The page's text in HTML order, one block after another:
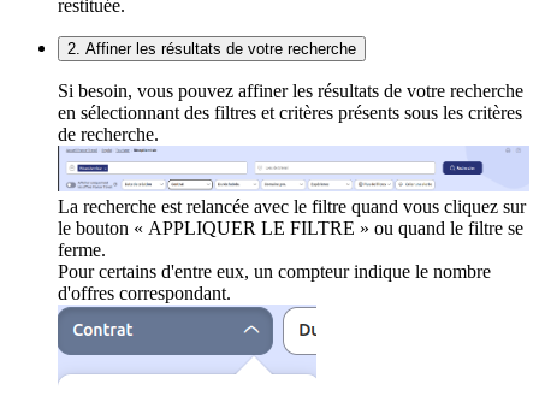
restituée.
2. Affiner les résultats de votre recherche
Si besoin, vous pouvez affiner les résultats de votre recherche
en sélectionnant des filtres et critères présents sous les critères
de recherche.
La recherche est relancée avec le filtre quand vous cliquez sur
le bouton « APPLIQUER LE FILTRE » ou quand le filtre se
ferme.
Pour certains d'entre eux, un compteur indique le nombre
d'offres correspondant.